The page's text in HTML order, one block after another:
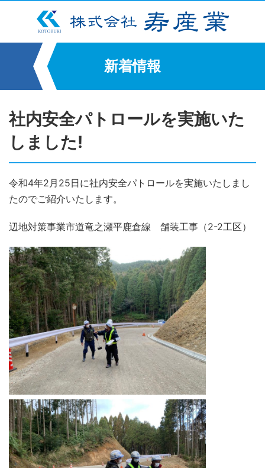
新着情報
社内安全パトロールを実施いた
しました!
令和4年2月25日に社内安全パトロールを実施いたしまし
たのでご紹介いたします。
辺地対策事業市道竜之瀬平鹿倉線 舗装工事（2-2工区）